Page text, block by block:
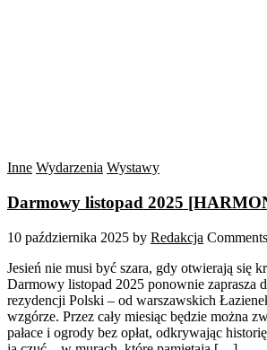
Inne Wydarzenia Wystawy
Darmowy listopad 2025
10 października 2025 by Redakcja
Jesień nie musi być szara, gdy otwierają się
Darmowy listopad 2025 ponownie zaprasza
rezydencji Polski – od warszawskich
wzgórze. Przez cały miesiąc będzie można
pałace i ogrody bez opłat, odkrywając